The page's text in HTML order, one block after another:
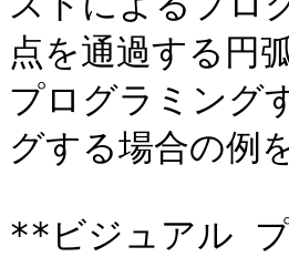
点を通過する円
プログラミング
グする場合の例
**ビジュアル